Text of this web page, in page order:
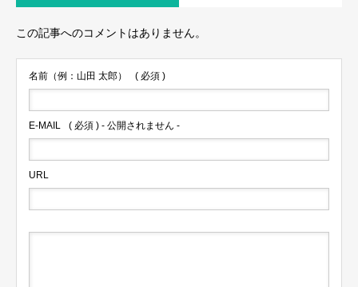
この記事へのコメントはありません。
名前（例：山田 太郎） ( 必須 )
E-MAIL ( 必須 ) - 公開されません -
URL